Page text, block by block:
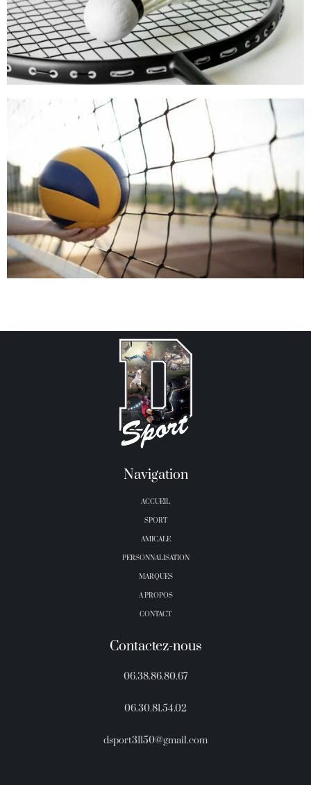
Navigation
ACCUEIL
SPORT
AMICALE
PERSONNALISATION
MARQUES
A PROPOS
CONTACT
Contactez-nous
06.38.86.80.67
06.30.81.54.02
dsport31150@gmail.com